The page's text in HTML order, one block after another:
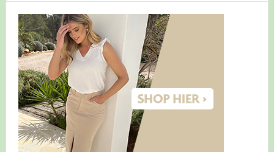
Primary
Sidebar